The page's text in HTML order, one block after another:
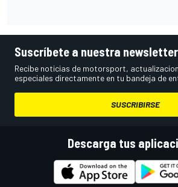
Suscríbete a nuestra newsletter
Recibe noticias de motorsport,
especiales directamente en tu bandeja de
SUSCRIBIRSE
Descarga tus